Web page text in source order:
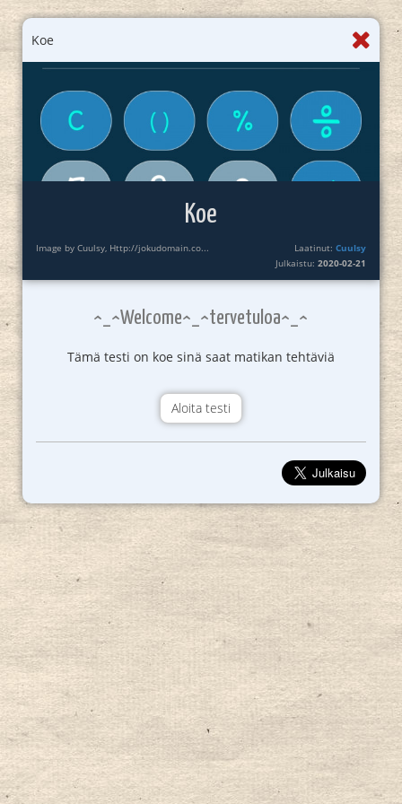
Koe
Koe
Image by Cuulsy, Http://jokudomain.co... Laatinut:Cuulsy
Julkaistu:2020-02-21
^_^Welcome^_^tervetuloa^_^
Tämä testi on koe sinä saat matikan tehtäviä
Aloita testi